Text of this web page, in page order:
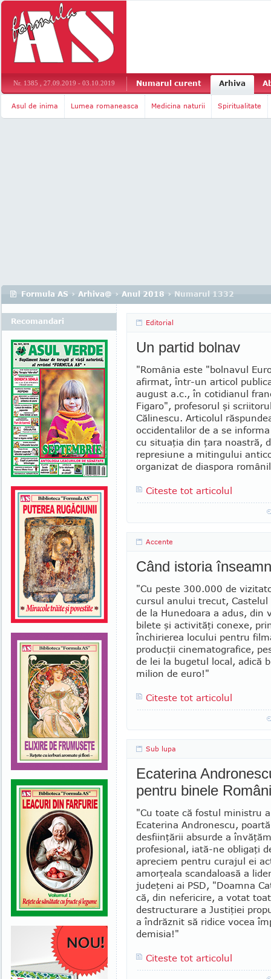
Nr. 1385 , 27.09.2019 - 03.10.2019 Numarul curent Arhiva
Asul de inima Lumea romaneasca Medicina naturii Spiritualitate
Formula AS › Arhiva@ › Anul 2018 › Numarul 1332
Editorial
Un partid bolnav
"România este "bolnavul
afirmat, într-un articol
august a.c., în cotidianul
Figaro", profesorul şi
Călinescu. Articolul
occidentalilor de a se
cu situaţia din ţara noastră,
represiune a mitingului
organizat de di­as­pora
Citeste tot articolul
Accente
Când istoria
"Cu peste 300.000 de
cursul anului trecut, Castelul
de la Hunedoara a adus, din
bilete şi ac­ti­vităţi conexe,
închirierea locului pentru
producţii cinematografice,
de lei la bugetul local, adică
milion de eu­ro!"
Citeste tot articolul
Sub lupa
Ecaterina
pentru binele
"Cu toate că fostul ministru
Ecaterina An­dronescu,
desfiinţării absurde a
profesional, iată-ne obligaţi
apre­ciem pentru curajul ei
amorţeala scan­daloasă a
judeţeni ai PSD, "Doamna
că, din nefericire, a votat
destructurare a Justiţiei
a îndrăznit să ridice vocea
de­misia!"
Citeste tot articolul
Recomandari